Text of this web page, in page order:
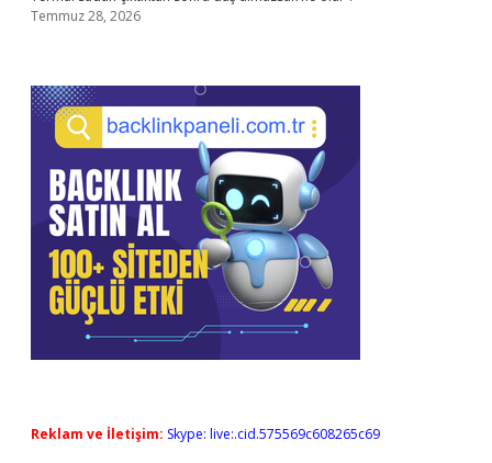
Temmuz 28, 2026
Reklam ve İletişim: Skype: live:.cid.575569c608265c69